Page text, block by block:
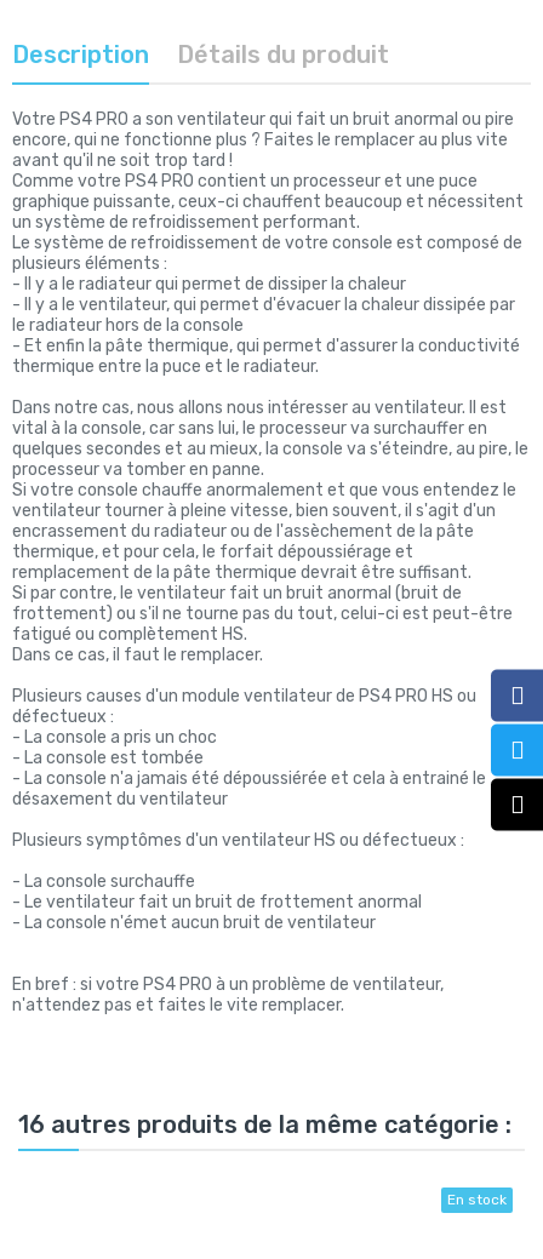
Description Détails du produit
Votre PS4 PRO a son ventilateur qui fait un bruit anormal ou pire
encore, qui ne fonctionne plus ? Faites le remplacer au plus vite
avant qu'il ne soit trop tard !
Comme votre PS4 PRO contient un processeur et une puce
graphique puissante, ceux-ci chauffent beaucoup et nécessitent
un système de refroidissement performant.
Le système de refroidissement de votre console est composé de
plusieurs éléments :
- Il y a le radiateur qui permet de dissiper la chaleur
- Il y a le ventilateur, qui permet d'évacuer la chaleur dissipée par
le radiateur hors de la console
- Et enfin la pâte thermique, qui permet d'assurer la conductivité
thermique entre la puce et le radiateur.
Dans notre cas, nous allons nous intéresser au ventilateur. Il est
vital à la console, car sans lui, le processeur va surchauffer en
quelques secondes et au mieux, la console va s'éteindre, au pire, le
processeur va tomber en panne.
Si votre console chauffe anormalement et que vous entendez le
ventilateur tourner à pleine vitesse, bien souvent, il s'agit d'un
encrassement du radiateur ou de l'assèchement de la pâte
thermique, et pour cela, le forfait dépoussiérage et
remplacement de la pâte thermique devrait être suffisant.
Si par contre, le ventilateur fait un bruit anormal (bruit de
frottement) ou s'il ne tourne pas du tout, celui-ci est peut-être
fatigué ou complètement HS.
Dans ce cas, il faut le remplacer.
Plusieurs causes d'un module ventilateur de PS4 PRO HS ou
défectueux :
- La console a pris un choc
- La console est tombée
- La console n'a jamais été dépoussiérée et cela à entrainé le
désaxement du ventilateur
Plusieurs symptômes d'un ventilateur HS ou défectueux :
- La console surchauffe
- Le ventilateur fait un bruit de frottement anormal
- La console n'émet aucun bruit de ventilateur
En bref : si votre PS4 PRO à un problème de ventilateur,
n'attendez pas et faites le vite remplacer.
16 autres produits de la même catégorie :
En stock